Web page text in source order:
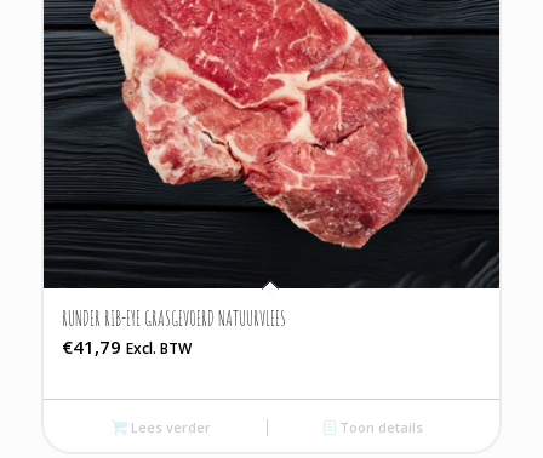
RUNDER RIB-EYE GRASGEVOERD NATUURVLEES
€41,79 Excl. BTW
Lees verder Toon details